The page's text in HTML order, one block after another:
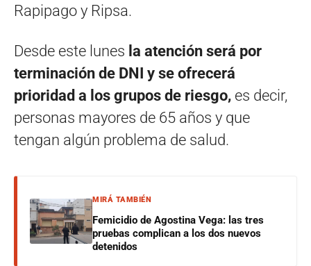
Rapipago y Ripsa.
Desde este lunes la atención será por
terminación de DNI y se ofrecerá
prioridad a los grupos de riesgo, es decir,
personas mayores de 65 años y que
tengan algún problema de salud.
MIRÁ TAMBIÉN
Femicidio de Agostina Vega: las tres
pruebas complican a los dos nuevos
detenidos